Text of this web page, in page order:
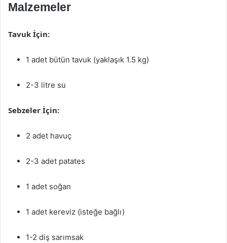
Malzemeler
Tavuk İçin:
1 adet bütün tavuk (yaklaşık 1.5 kg)
2-3 litre su
Sebzeler İçin:
2 adet havuç
2-3 adet patates
1 adet soğan
1 adet kereviz (isteğe bağlı)
1-2 diş sarımsak